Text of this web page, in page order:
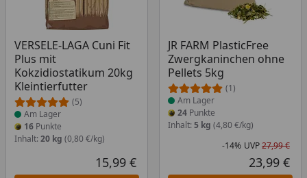
VERSELE-LAGA Cuni Fit
Plus mit
Kokzidiostatikum 20kg
Kleintierfutter
(5)
Produkt am Lager
Am Lager
16 Punkte
Inhalt: 20 kg (0,80 €/kg)
Aktueller Preis
15,99 €
JR FARM PlasticFree
Zwergkaninchen ohne
Pellets 5kg
(1)
Produkt am Lager
Am Lager
24 Punkte
Inhalt: 5 kg (4,80 €/kg)
-14% UVP27,99 €
23,99 €